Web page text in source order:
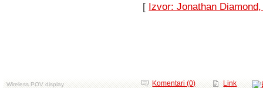
[ Izvor: Jonathan
Wireless POV display Link
Komentari (0)